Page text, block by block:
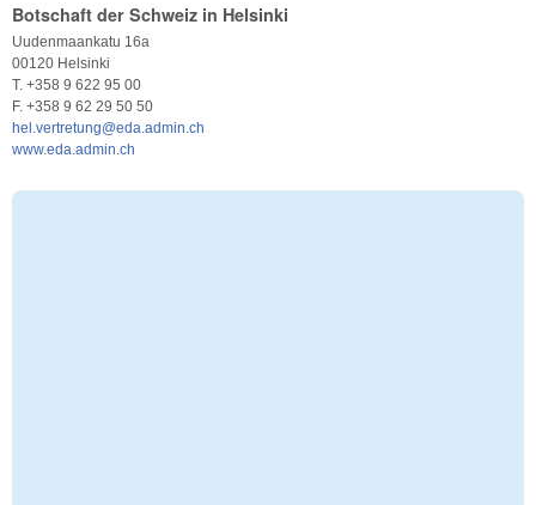
Botschaft der Schweiz in Helsinki
Uudenmaankatu 16a
00120 Helsinki
T. +358 9 622 95 00
F. +358 9 62 29 50 50
hel.vertretung@eda.admin.ch
www.eda.admin.ch